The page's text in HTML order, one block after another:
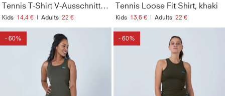
Tennis T-Shirt V-Ausschnitt Damen & Mädchen, khaki
Kids 14,4 € | Adults 22 €
Tennis Loose Fit Shirt, khaki
Kids 13,6 € | Adults 22 €
- 60% - 60%